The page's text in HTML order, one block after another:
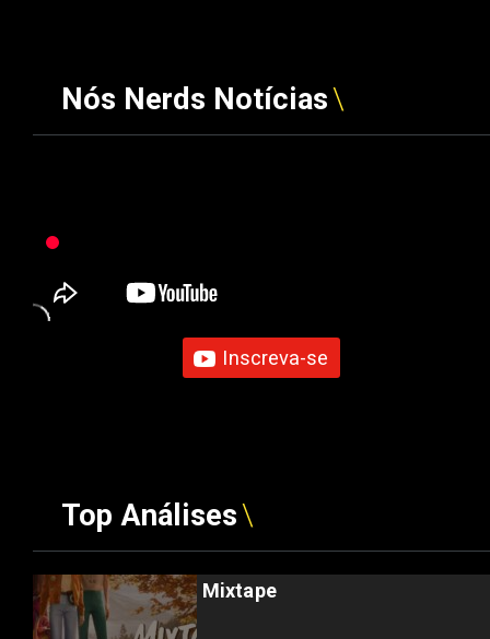
Nós Nerds Notícias
Inscreva-se
Top Análises
Mixtape